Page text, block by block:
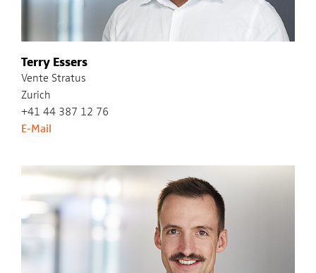
Terry Essers
Vente Stratus
Zurich
+41 44 387 12 76
E-Mail